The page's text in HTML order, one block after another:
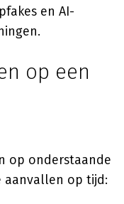
en AI-
op een
op onderstaande
aanvallen op tijd: